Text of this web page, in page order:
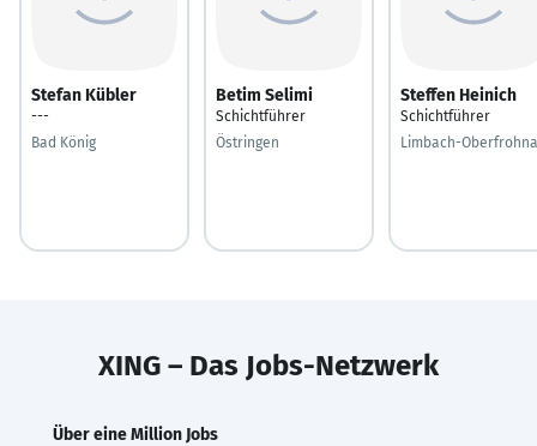
Stefan Kübler
---
Bad König
Betim Selimi
Schichtführer
Östringen
Steffen Heinich
Schichtführer
Limbach-Oberfrohna
XING – Das Jobs-Netzwerk
Über eine Million Jobs